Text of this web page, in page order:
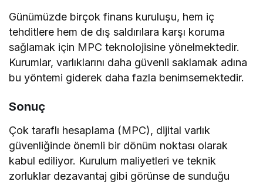
Günümüzde birçok finans kuruluşu, hem iç
tehditlere hem de dış saldırılara karşı koruma
sağlamak için MPC teknolojisine yönelmektedir.
Kurumlar, varlıklarını daha güvenli saklamak adına
bu yöntemi giderek daha fazla benimsemektedir.
Sonuç
Çok taraflı hesaplama (MPC), dijital varlık
güvenliğinde önemli bir dönüm noktası olarak
kabul ediliyor. Kurulum maliyetleri ve teknik
zorluklar dezavantaj gibi görünse de sunduğu